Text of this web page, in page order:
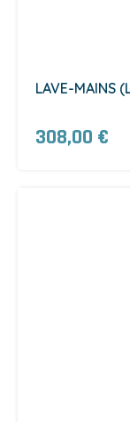
LAVE-MAINS
308,00 €